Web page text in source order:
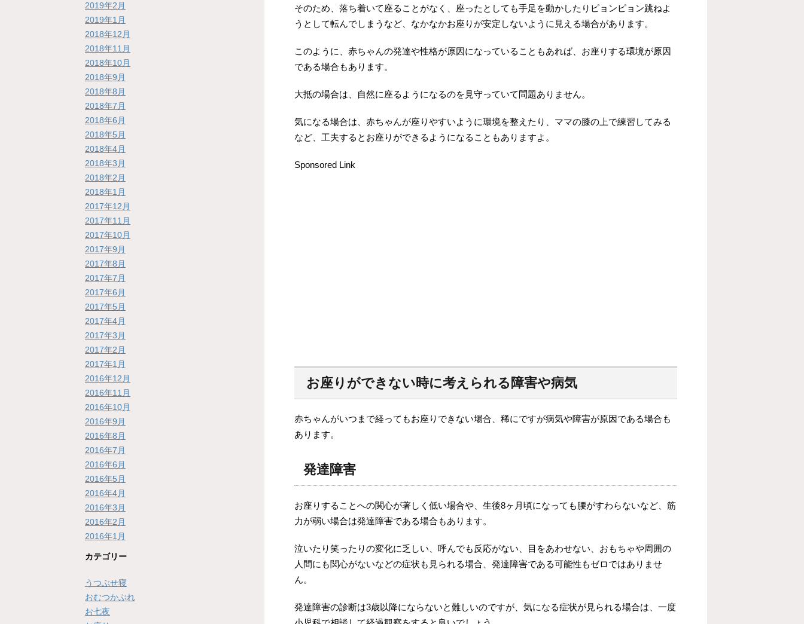
そのため、落ち着いて座ることがなく、座ったとしても手足を動かしたりピョンピョン跳ねよ
うとして転んでしまうなど、なかなかお座りが安定しないように見える場合があります。
このように、赤ちゃんの発達や性格が原因になっていることもあれば、お座りする環境が原因
である場合もあります。
大抵の場合は、自然に座るようになるのを見守っていて問題ありません。
気になる場合は、赤ちゃんが座りやすいように環境を整えたり、ママの膝の上で練習してみる
など、工夫するとお座りができるようになることもありますよ。
Sponsored Link
お座りができない時に考えられる障害や病気
赤ちゃんがいつまで経ってもお座りできない場合、稀にですが病気や障害が原因である場合も
あります。
発達障害
お座りすることへの関心が著しく低い場合や、生後8ヶ月頃になっても腰がすわらないなど、筋
力が弱い場合は発達障害である場合もあります。
泣いたり笑ったりの変化に乏しい、呼んでも反応がない、目をあわせない、おもちゃや周囲の
人間にも関心がないなどの症状も見られる場合、発達障害である可能性もゼロではありませ
ん。
発達障害の診断は3歳以降にならないと難しいのですが、気になる症状が見られる場合は、一度
2019年2月
2019年1月
2018年12月
2018年11月
2018年10月
2018年9月
2018年8月
2018年7月
2018年6月
2018年5月
2018年4月
2018年3月
2018年2月
2018年1月
2017年12月
2017年11月
2017年10月
2017年9月
2017年8月
2017年7月
2017年6月
2017年5月
2017年4月
2017年3月
2017年2月
2017年1月
2016年12月
2016年11月
2016年10月
2016年9月
2016年8月
2016年7月
2016年6月
2016年5月
2016年4月
2016年3月
2016年2月
2016年1月
カテゴリー
うつぶせ寝
おむつかぶれ
お七夜